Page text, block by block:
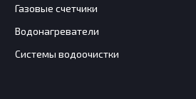
Газовые счетчики
Водонагреватели
Системы водоочистки